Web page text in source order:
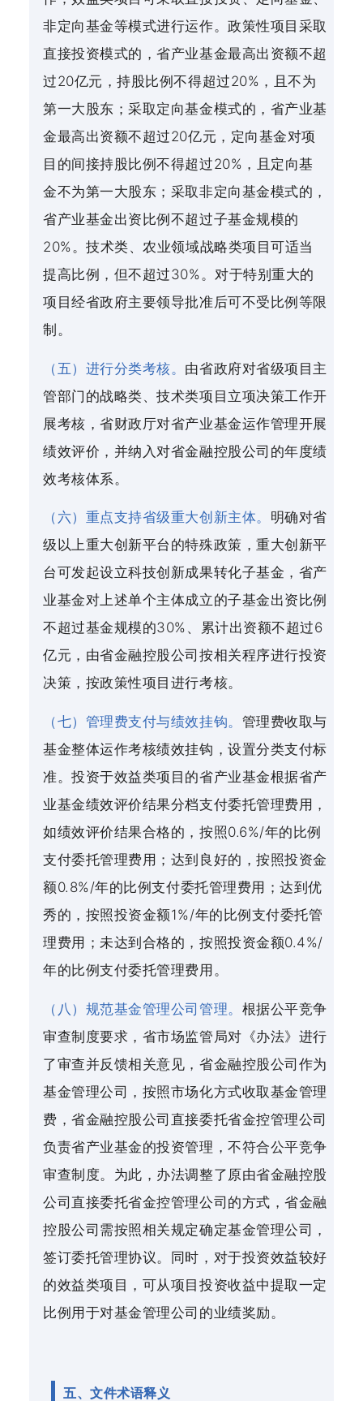
非定向基金等模式进行运作。政策性项目采取
直接投资模式的，省产业基金最高出资额不超
过20亿元，持股比例不得超过20%，且不为
第一大股东；采取定向基金模式的，省产业基
金最高出资额不超过20亿元，定向基金对项
目的间接持股比例不得超过20%，且定向基
金不为第一大股东；采取非定向基金模式的，
省产业基金出资比例不超过子基金规模的
20%。技术类、农业领域战略类项目可适当
提高比例，但不超过30%。对于特别重大的
项目经省政府主要领导批准后可不受比例等限
制。
（五）进行分类考核。 由省政府对省级项目主
管部门的战略类、技术类项目立项决策工作开
展考核，省财政厅对省产业基金运作管理开展
绩效评价，并纳入对省金融控股公司的年度绩
效考核体系。
（六）重点支持省级重大创新主体。 明确对省
级以上重大创新平台的特殊政策，重大创新平
台可发起设立科技创新成果转化子基金，省产
业基金对上述单个主体成立的子基金出资比例
不超过基金规模的30%、累计出资额不超过6
亿元，由省金融控股公司按相关程序进行投资
决策，按政策性项目进行考核。
（七）管理费支付与绩效挂钩。 管理费收取与
基金整体运作考核绩效挂钩，设置分类支付标
准。投资于效益类项目的省产业基金根据省产
业基金绩效评价结果分档支付委托管理费用，
如绩效评价结果合格的，按照0.6%/年的比例
支付委托管理费用；达到良好的，按照投资金
额0.8%/年的比例支付委托管理费用；达到优
秀的，按照投资金额1%/年的比例支付委托管
理费用；未达到合格的，按照投资金额0.4%/
年的比例支付委托管理费用。
（八）规范基金管理公司管理。 根据公平竞争
审查制度要求，省市场监管局对《办法》进行
了审查并反馈相关意见，省金融控股公司作为
基金管理公司，按照市场化方式收取基金管理
费，省金融控股公司直接委托省金控管理公司
负责省产业基金的投资管理，不符合公平竞争
审查制度。为此，办法调整了原由省金融控股
公司直接委托省金控管理公司的方式，省金融
控股公司需按照相关规定确定基金管理公司，
签订委托管理协议。同时，对于投资效益较好
的效益类项目，可从项目投资收益中提取一定
比例用于对基金管理公司的业绩奖励。
五、文件术语释义